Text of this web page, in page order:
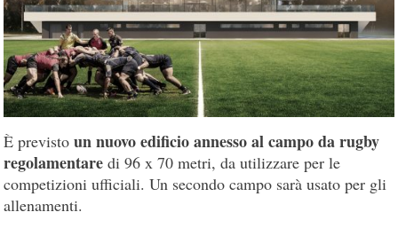
È previstoun nuovo edificio annesso al campo da rugby
regolamentare di 96 x 70 metri, da utilizzare per le
competizioni ufficiali. Un secondo campo sarà usato per gli
allenamenti.